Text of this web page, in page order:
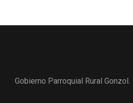
Gobierno Parroquial Rural Gonzol.